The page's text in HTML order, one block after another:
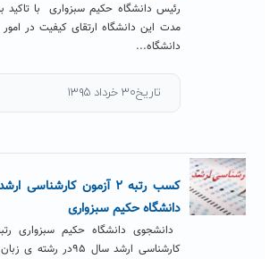
رئیس دانشگاه حکیم سبزواری با تاکید
مدت این دانشگاه ارتقای کیفیت در
دانشگاه...
تاریخ۳۰ خرداد ۱۳۹۵
کسب رتبه ۲ آزمون
دانشگاه حکیم سبزواری
کارشناسی ارشد سال ۹۵در